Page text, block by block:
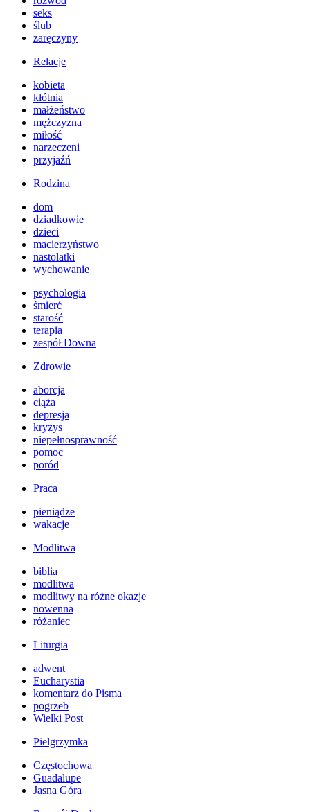
seks
ślub
zaręczyny
Relacje
kobieta
kłótnia
małżeństwo
mężczyzna
miłość
narzeczeni
przyjaźń
Rodzina
dom
dziadkowie
dzieci
macierzyństwo
nastolatki
wychowanie
psychologia
śmierć
starość
terapia
zespół Downa
Zdrowie
aborcja
ciąża
depresja
kryzys
niepełnosprawność
pomoc
poród
Praca
pieniądze
wakacje
Modlitwa
biblia
modlitwa
modlitwy na różne okazje
nowenna
różaniec
Liturgia
adwent
Eucharystia
komentarz do Pisma
pogrzeb
Wielki Post
Pielgrzymka
Częstochowa
Guadalupe
Jasna Góra